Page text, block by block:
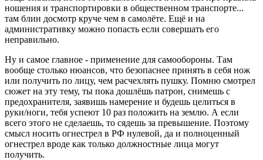
ношения и транспортировки в общественном транспорте...
там блин досмотр круче чем в самолёте. Ещё и на
административку можно попасть если совершать его
неправильно.
Ну и самое главное - применение для самообороны. Там
вообще столько нюансов, что безопаснее принять в себя нож
или получить по лицу, чем расчехлять пушку. Помню смотрел
сюжет на эту тему, ты пока дошлёшь патрон, снимешь с
предохранителя, заявишь намерение и будешь целиться в
руки/ноги, тебя успеют 10 раз положить на землю. А если
всего этого не сделаешь, то сядешь за превышение. Поэтому
смысл носить огнестрел в РФ нулевой, да и полноценный
огнестрел вроде как только должностные лица могут
получить.